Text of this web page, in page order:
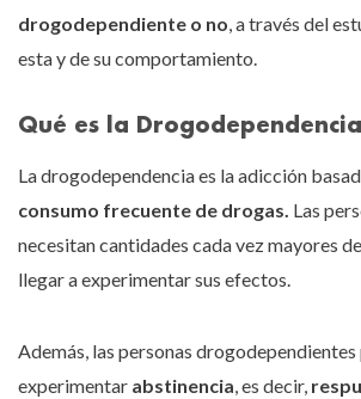
drogodependiente o no, a través del
esta y de su comportamiento.
Qué es la Drogodependencia
La drogodependencia es la adicción
consumo frecuente de drogas. Las
necesitan cantidades cada vez mayores
llegar a experimentar sus efectos.
Además, las personas drogodependientes
experimentar abstinencia, es decir,